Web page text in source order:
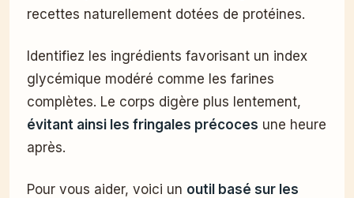
recettes naturellement dotées de protéines.
Identifiez les ingrédients favorisant un index
glycémique modéré comme les farines
complètes. Le corps digère plus lentement,
évitant ainsi les fringales précoces une heure
après.
Pour vous aider, voici un outil basé sur les